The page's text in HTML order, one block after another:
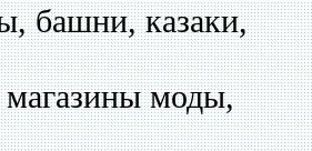
башни, казаки,
моды,